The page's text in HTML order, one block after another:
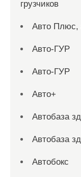
грузчиков
Авто Плюс,
Авто-ГУР
Авто-ГУР
Авто+
Автобаза
Автобаза
Автобокс